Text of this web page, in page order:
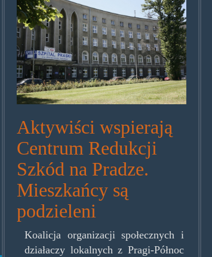
Aktywiści wspierają
Centrum Redukcji
Szkód na Pradze.
Mieszkańcy są
podzieleni
Koalicja organizacji społecznych i
działaczy lokalnych z Pragi-Północ